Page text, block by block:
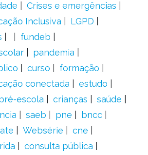
Crises e emergências
Inclusiva
LGPD
fundeb
pandemia
curso
formação
conectada
estudo
escola crianças
saúde
saeb pne
bncc
Websérie
cne
consulta pública